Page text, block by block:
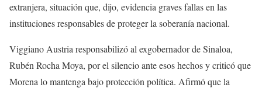
extranjera, situación que, dijo, evidencia graves fallas en las
instituciones responsables de proteger la soberanía nacional.
Viggiano Austria responsabilizó al exgobernador de Sinaloa,
Rubén Rocha Moya, por el silencio ante esos hechos y criticó que
Morena lo mantenga bajo protección política. Afirmó que la